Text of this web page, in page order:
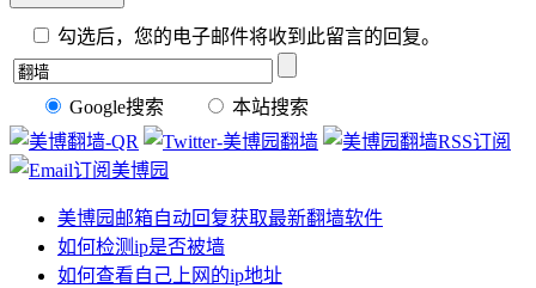
勾选后，您的电子邮件将收到此留言的回复。
Google搜索 本站搜索
美博园邮箱自动回复获取最新翻墙软件
如何检测ip是否被墙
如何查看自己上网的ip地址